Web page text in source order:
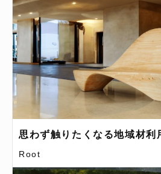
思わず触りたくなる地域材利
Root